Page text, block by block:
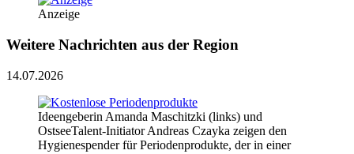
Anzeige
Weitere Nachrichten aus der Region
14.07.2026
Ideengeberin Amanda Maschitzki (links) und
OstseeTalent-Initiator Andreas Czayka zeigen den
Hygienespender für Periodenprodukte, der in einer